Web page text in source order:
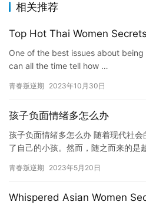
相关推荐
Top Hot Thai Women Secrets
One of the best issues about
can all the time tell how …
青春叛逆期 2023年10月30日
孩子负面情绪多怎么办
孩子负面情绪多怎么办 随着现代社
了自己的小孩。然而，随之而来的是
负面…
青春叛逆期 2023年5月20日
Whispered Asian Women